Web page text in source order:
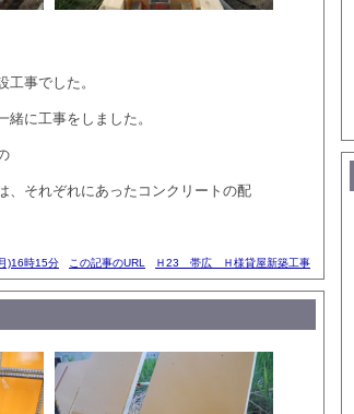
事でした。
に工事をしました。
、それぞれにあったコンクリートの配
)16時15分 この記事のURL Ｈ23 帯広 Ｈ様貸屋新築工事